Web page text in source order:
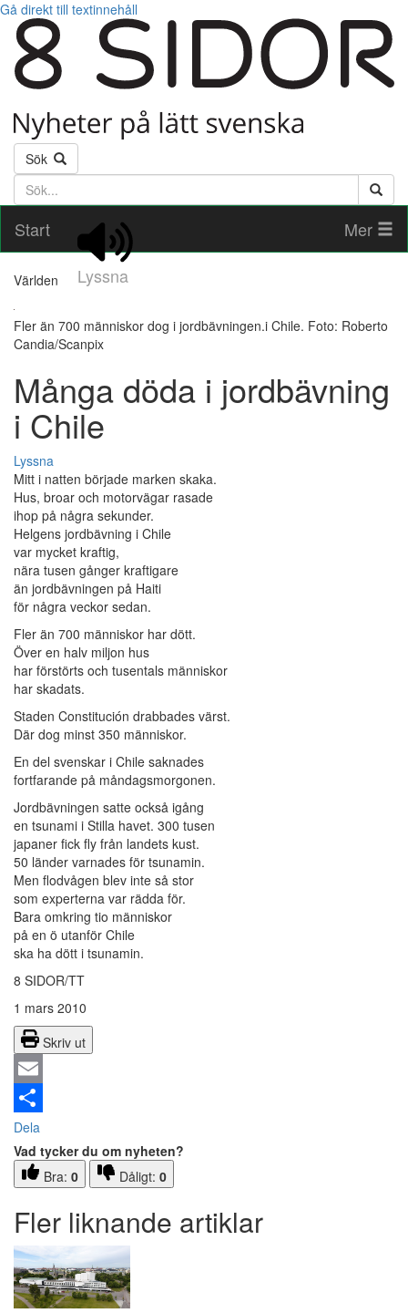
Gå direkt till textinnehåll
Sök
Söktext
Start
Lyssna
Mer
Världen
Fler än 700 människor dog i jordbävningen.i Chile. Foto: Roberto
Candia/Scanpix
Många döda i jordbävning
i Chile
Lyssna
Mitt i natten började marken skaka.
Hus, broar och motorvägar rasade
ihop på några sekunder.
Helgens jordbävning i Chile
var mycket kraftig,
nära tusen gånger kraftigare
än jordbävningen på Haiti
för några veckor sedan.
Fler än 700 människor har dött.
Över en halv miljon hus
har förstörts och tusentals människor
har skadats.
Staden Constitución drabbades värst.
Där dog minst 350 människor.
En del svenskar i Chile saknades
fortfarande på måndagsmorgonen.
Jordbävningen satte också igång
en tsunami i Stilla havet. 300 tusen
japaner fick fly från landets kust.
50 länder varnades för tsunamin.
Men flodvågen blev inte så stor
som experterna var rädda för.
Bara omkring tio människor
på en ö utanför Chile
ska ha dött i tsunamin.
8 SIDOR/TT
1 mars 2010
Skriv ut
Email
Dela
Vad tycker du om nyheten?
Bra: 0 Dåligt: 0
Fler liknande artiklar